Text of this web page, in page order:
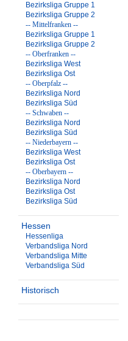
Bezirksliga Gruppe 1
Bezirksliga Gruppe 2
-- Mittelfranken --
Bezirksliga Gruppe 1
Bezirksliga Gruppe 2
-- Oberfranken --
Bezirksliga West
Bezirksliga Ost
-- Oberpfalz --
Bezirksliga Nord
Bezirksliga Süd
-- Schwaben --
Bezirksliga Nord
Bezirksliga Süd
-- Niederbayern --
Bezirksliga West
Bezirksliga Ost
-- Oberbayern --
Bezirksliga Nord
Bezirksliga Ost
Bezirksliga Süd
Hessen
Hessenliga
Verbandsliga Nord
Verbandsliga Mitte
Verbandsliga Süd
Historisch